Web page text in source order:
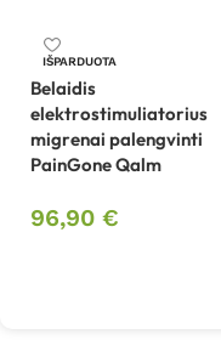
IŠPARDUOTA
Belaidis
elektrostimuliatorius
migrenai palengvinti
PainGone Qalm
96,90 €